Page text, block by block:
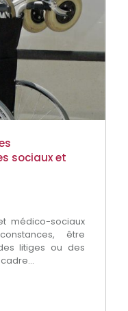
sociaux et
médico-sociaux
être
litiges ou des